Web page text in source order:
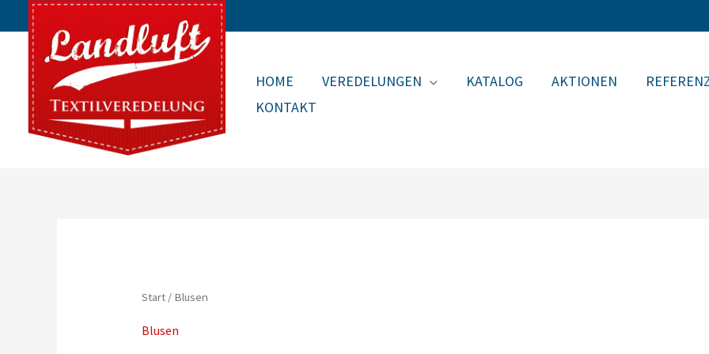
Inhalt
springen
HOME VEREDELUNGEN KATALOG AKTIONEN
KONTAKT
Start/ Blusen
Blusen